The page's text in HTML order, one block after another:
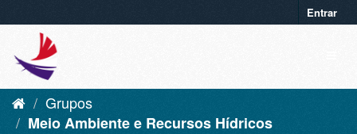
Entrar
Grupos
Meio Ambiente e Recursos Hídricos